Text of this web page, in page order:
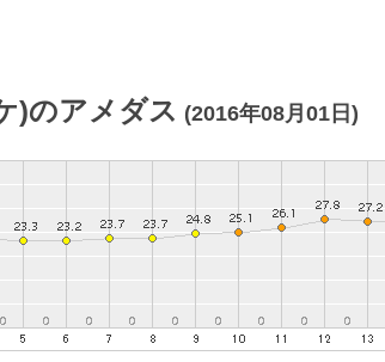
)のアメダス (2016年08月01日)